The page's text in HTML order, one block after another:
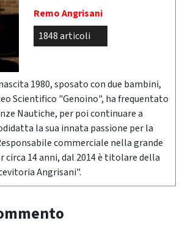
Remo Angrisani
1848 articoli
1980, sposato con due bambini,
Scientifico "Genoino", ha frequentato
Nautiche, per poi continuare a
la sua innata passione per la
commerciale nella grande
circa 14 anni, dal 2014 è titolare della
Angrisani".